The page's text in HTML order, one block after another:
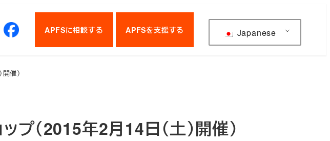
APFSに相談する APFSを支援する Japanese
催）
プ（2015年2月14日（土）開催）